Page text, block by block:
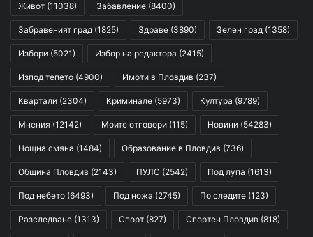
Живот (11038) Забавление (8400)
Забравеният град (1825) Здраве (3890) Зелен град (1358)
Избори (5021) Избор на редактора (2415)
Изпод тепето (4900) Имоти в Пловдив (237)
Квартали (2304) Криминале (5973) Култура (9789)
Мнения (12142) Моите отговори (115) Новини (54283)
Нощна смяна (1484) Образование в Пловдив (736)
Община Пловдив (2143) ПУЛС (2542) Под лупа (1613)
Под небето (6493) Под ножа (2745) По следите (123)
Разследване (1313) Спорт (827) Спортен Пловдив (818)